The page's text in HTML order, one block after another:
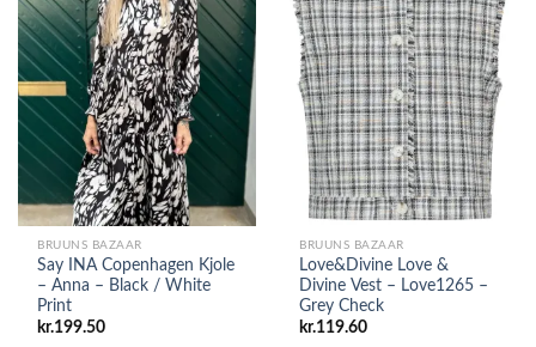
BRUUNS BAZAAR
Say INA Copenhagen Kjole
– Anna – Black / White
Print
kr.199.50
BRUUNS BAZAAR
Love&Divine Love &
Divine Vest – Love1265 –
Grey Check
kr.119.60